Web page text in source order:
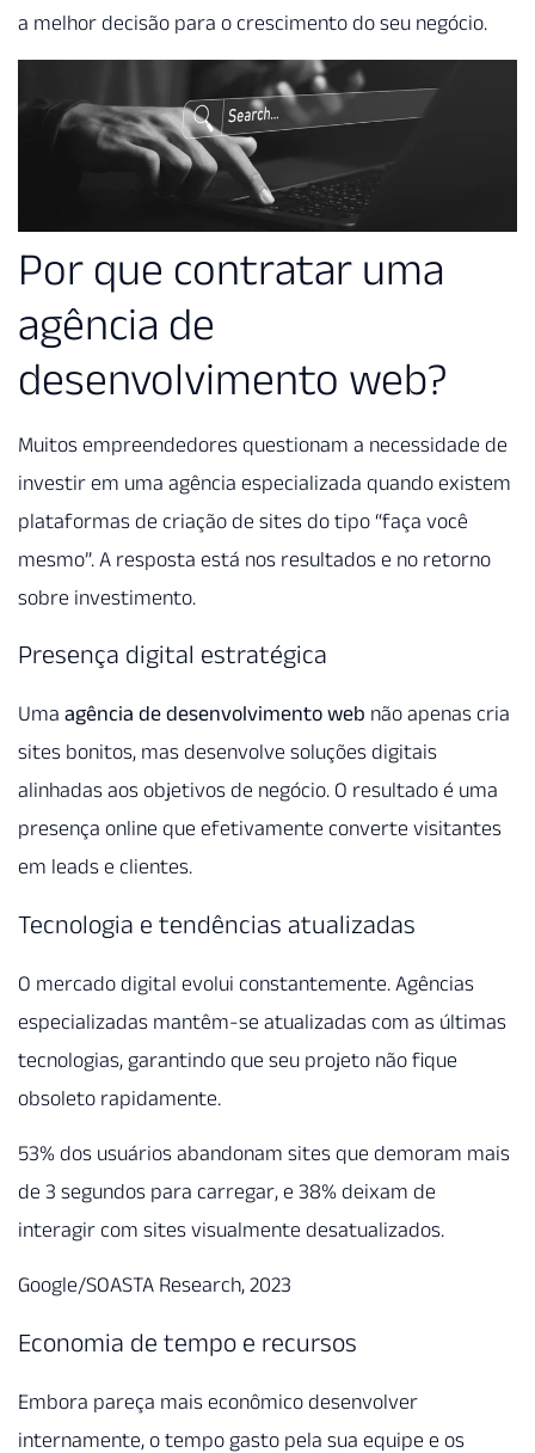
a melhor decisão para o crescimento do seu negócio.
Por que contratar uma
agência de
desenvolvimento web?
Muitos empreendedores questionam a necessidade de
investir em uma agência especializada quando existem
plataformas de criação de sites do tipo “faça você
mesmo”. A resposta está nos resultados e no retorno
sobre investimento.
Presença digital estratégica
Uma agência de desenvolvimento web não apenas cria
sites bonitos, mas desenvolve soluções digitais
alinhadas aos objetivos de negócio. O resultado é uma
presença online que efetivamente converte visitantes
em leads e clientes.
Tecnologia e tendências atualizadas
O mercado digital evolui constantemente. Agências
especializadas mantêm-se atualizadas com as últimas
tecnologias, garantindo que seu projeto não fique
obsoleto rapidamente.
53% dos usuários abandonam sites que demoram mais
de 3 segundos para carregar, e 38% deixam de
interagir com sites visualmente desatualizados.
Google/SOASTA Research, 2023
Economia de tempo e recursos
Embora pareça mais econômico desenvolver
internamente, o tempo gasto pela sua equipe e os